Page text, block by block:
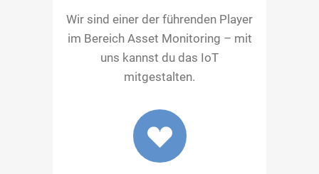
Wir sind einer der führenden Player
im Bereich Asset Monitoring – mit
uns kannst du das IoT
mitgestalten.